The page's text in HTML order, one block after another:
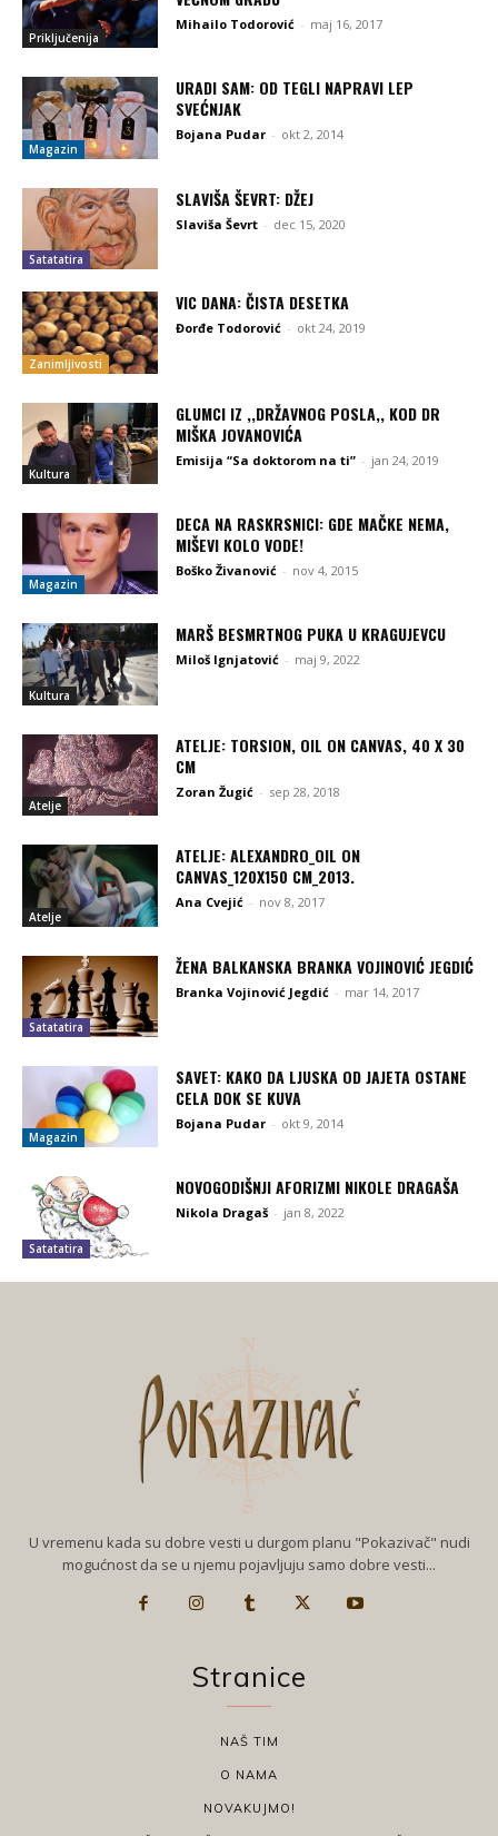
Priključenija
Mihailo Todorović - maj 16, 2017
Magazin
URADI SAM: OD TEGLI NAPRAVI LEP
SVEĆNJAK
Bojana Pudar - okt 2, 2014
Satatatira
SLAVIŠA ŠEVRT: DŽEJ
Slaviša Ševrt - dec 15, 2020
Zanimljivosti
VIC DANA: ČISTA DESETKA
Đorđe Todorović - okt 24, 2019
Kultura
GLUMCI IZ ,,DRŽAVNOG POSLA,, KOD DR
MIŠKA JOVANOVIĆA
Emisija “Sa doktorom na ti” - jan 24, 2019
Magazin
DECA NA RASKRSNICI: GDE MAČKE NEMA,
MIŠEVI KOLO VODE!
Boško Živanović - nov 4, 2015
Kultura
MARŠ BESMRTNOG PUKA U KRAGUJEVCU
Miloš Ignjatović - maj 9, 2022
Atelje
ATELJE: TORSION, OIL ON CANVAS, 40 X 30
CM
Zoran Žugić - sep 28, 2018
Atelje
ATELJE: ALEXANDRO_OIL ON
CANVAS_120X150 CM_2013.
Ana Cvejić - nov 8, 2017
Satatatira
ŽENA BALKANSKA BRANKA VOJINOVIĆ JEGDIĆ
Branka Vojinović Jegdić - mar 14, 2017
Magazin
SAVET: KAKO DA LJUSKA OD JAJETA OSTANE
CELA DOK SE KUVA
Bojana Pudar - okt 9, 2014
Satatatira
NOVOGODIŠNJI AFORIZMI NIKOLE DRAGAŠA
Nikola Dragaš - jan 8, 2022
U vremenu kada su dobre vesti u durgom planu "Pokazivač" nudi
mogućnost da se u njemu pojavljuju samo dobre vesti...
Stranice
NAŠ TIM
O NAMA
NOVAKUJMO!